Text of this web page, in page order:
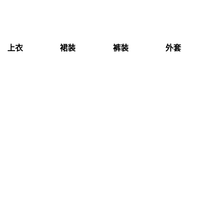
上衣 裙装 裤装 外套